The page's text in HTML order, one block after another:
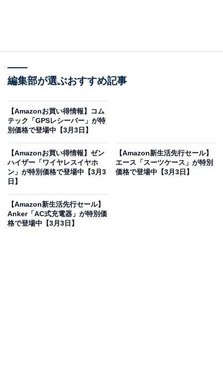
※以下のセール情報は2026年3月4日17時45分現在のも
のです。値段の変更、売り切れの場合もあります。
この記事の執筆者： All About ニュース お買
いもの部
のがもっと楽しく、もっとお得になる情報をお届け。編集部員によ
る独自レビューなど、ここでしか手に入らない情報も満載です。
編集部が選ぶおすすめ記事
【Amazonお買い得情報】コム
テック「GPSレシーバー」が特
別価格で登場中【3月3日】
【Amazonお買い得情報】ゼン
ハイザー「ワイヤレスイヤホ
ン」が特別価格で登場中【3月3
日】
【Amazon新生活先行セール】
エース「スーツケース」が特別
価格で登場中【3月3日】
【Amazon新生活先行セール】
Anker「AC式充電器」が特別価
格で登場中【3月3日】